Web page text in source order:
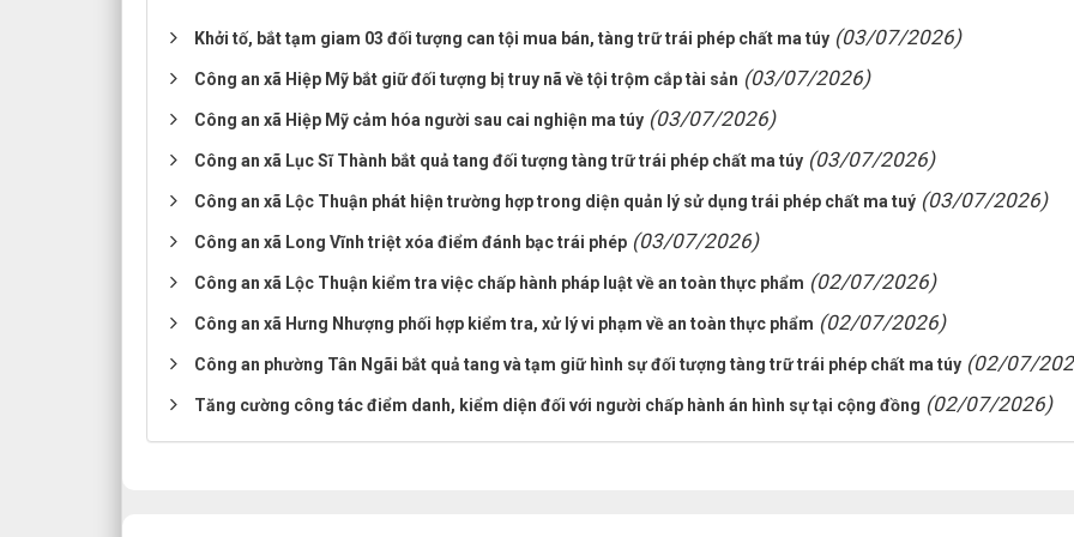
Khởi tố, bắt tạm giam 03 đối tượng can tội mua bán, tàng trữ trái phép chất ma túy (03/07/2026)
Công an xã Hiệp Mỹ bắt giữ đối tượng bị truy nã về tội trộm cắp tài sản (03/07/2026)
Công an xã Hiệp Mỹ cảm hóa người sau cai nghiện ma túy (03/07/2026)
Công an xã Lục Sĩ Thành bắt quả tang đối tượng tàng trữ trái phép chất ma túy (03/07/2026)
Công an xã Lộc Thuận phát hiện trường hợp trong diện quản lý sử dụng trái phép chất ma tuý (03/07/2026)
Công an xã Long Vĩnh triệt xóa điểm đánh bạc trái phép (03/07/2026)
Công an xã Lộc Thuận kiểm tra việc chấp hành pháp luật về an toàn thực phẩm (02/07/2026)
Công an xã Hưng Nhượng phối hợp kiểm tra, xử lý vi phạm về an toàn thực phẩm (02/07/2026)
Công an phường Tân Ngãi bắt quả tang và tạm giữ hình sự đối tượng tàng trữ trái phép chất ma túy (02/07/
Tăng cường công tác điểm danh, kiểm diện đối với người chấp hành án hình sự tại cộng đồng (02/07/2026)